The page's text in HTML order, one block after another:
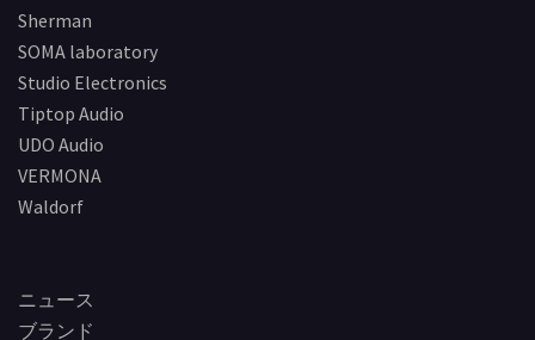
Sherman
SOMA laboratory
Studio Electronics
Tiptop Audio
UDO Audio
VERMONA
Waldorf
ニュース
ブランド